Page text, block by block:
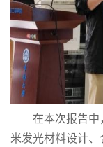
在本次报告中
米发光材料设计